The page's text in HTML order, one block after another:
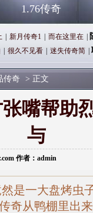
1.76传奇
新月传奇1 而在这里在
很久不见看 迷失传奇简
传奇 > 正文
嘴帮助
与
作者：admin
是一大盘烤虫
奇从鸭棚里出